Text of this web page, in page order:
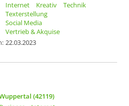
Internet Kreativ
Technik
Texterstellung
Social Media
Vertrieb & Akquise
22.03.2023
(42119)